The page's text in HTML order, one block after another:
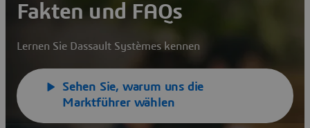
Fakten und FAQs
Lernen Sie Dassault Systèmes kennen
Sehen Sie, warum uns die
Marktführer wählen